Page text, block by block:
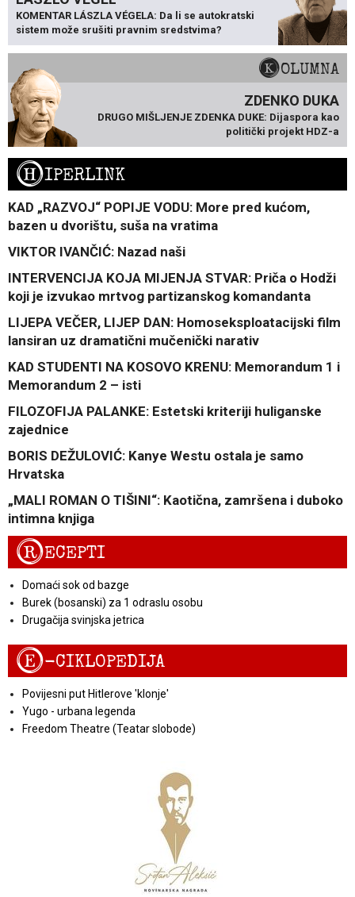
KOMENTAR LÁSZLA VÉGELA: Da li se autokratski
sistem može srušiti pravnim sredstvima?
KOLUMNA
ZDENKO DUKA
DRUGO MIŠLJENJE ZDENKA DUKE: Dijaspora kao
politički projekt HDZ-a
HIPERLINK
KAD „RAZVOJ“ POPIJE VODU: More pred kućom,
bazen u dvorištu, suša na vratima
VIKTOR IVANČIĆ: Nazad naši
INTERVENCIJA KOJA MIJENJA STVAR: Priča o Hodži
koji je izvukao mrtvog partizanskog komandanta
LIJEPA VEČER, LIJEP DAN: Homoseksploatacijski film
lansiran uz dramatični mučenički narativ
KAD STUDENTI NA KOSOVO KRENU: Memorandum 1 i
Memorandum 2 – isti
FILOZOFIJA PALANKE: Estetski kriteriji huliganske
zajednice
BORIS DEŽULOVIĆ: Kanye Westu ostala je samo
Hrvatska
„MALI ROMAN O TIŠINI“: Kaotična, zamršena i duboko
intimna knjiga
RECEPTI
Domaći sok od bazge
Burek (bosanski) za 1 odraslu osobu
Drugačija svinjska jetrica
E-CIKLOPEDIJA
Povijesni put Hitlerove 'klonje'
Yugo - urbana legenda
Freedom Theatre (Teatar slobode)